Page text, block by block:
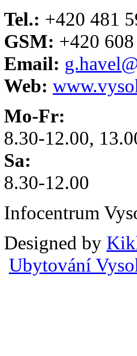
Tel.: +420 481
GSM: +420
Email:
Web:
Mo-Fr:
8.30-12.00,
Sa:
8.30-12.00
Infocentrum
Designed by
Ubytování